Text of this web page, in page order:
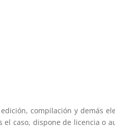
compilación y demás
el caso, dispone de licencia o